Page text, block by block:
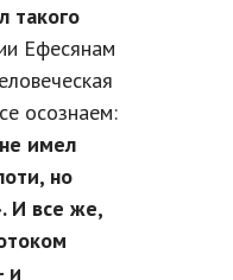
такого
Ефесянам
осознаем:
имел
но
И все же,
и